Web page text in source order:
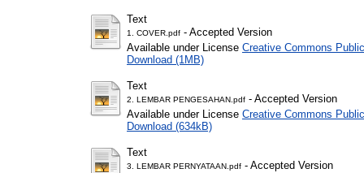
Text
1. COVER.pdf - Accepted Version
Available under License Creative Commons
Download (1MB)
Text
2. LEMBAR PENGESAHAN.pdf - Accepted Version
Available under License Creative Commons
Download (634kB)
Text
3. LEMBAR PERNYATAAN.pdf - Accepted Version